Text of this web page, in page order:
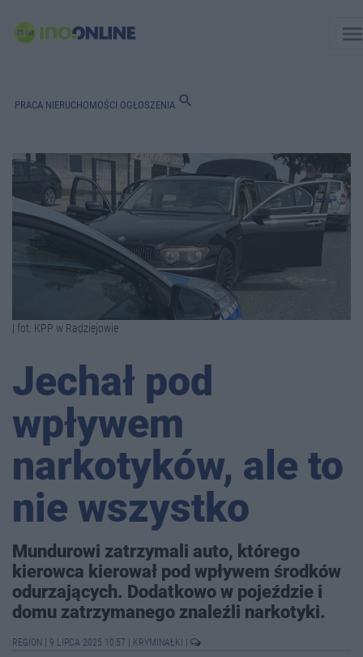
PRACA NIERUCHOMOŚCI OGŁOSZENIA search
| fot. KPP w Radziejowie
Jechał pod
wpływem
narkotyków, ale to
nie wszystko
Mundurowi zatrzymali auto, którego
kierowca kierował pod wpływem środków
odurzających. Dodatkowo w pojeździe i
domu zatrzymanego znaleźli narkotyki.
REGION 9 LIPCA 2025 10:57 KRYMINAŁKI